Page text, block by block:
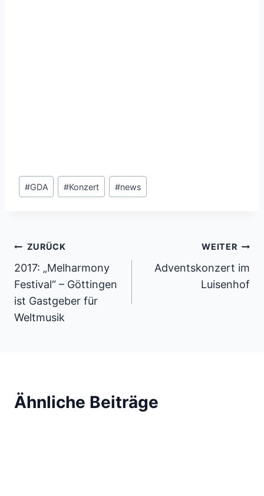
Schlagworte:
#GDA #Konzert #news
Beitragsnavigation
ZURÜCK
2017: „Melharmony
Festival“ – Göttingen
ist Gastgeber für
Weltmusik
WEITER
Adventskonzert im
Luisenhof
Ähnliche Beiträge